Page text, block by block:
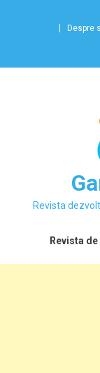
Despre
Revista
Revista